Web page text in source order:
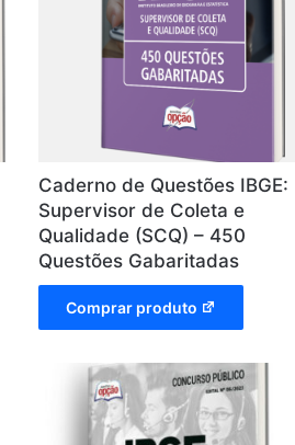
Caderno de Questões IBGE:
Supervisor de Coleta e
Qualidade (SCQ) – 450
Questões Gabaritadas
Comprar produto